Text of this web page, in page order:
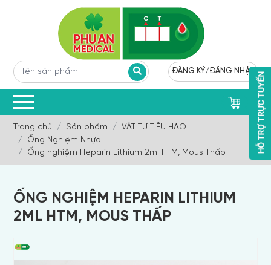
ĐĂNG KÝ/ĐĂNG NHẬP
Trang chủ Sản phẩm
VẬT TƯ TIÊU HAO
Ống Nghiệm Nhựa
Ống nghiệm Heparin Lithium 2ml HTM, Mous Thấp
ỐNG NGHIỆM HEPARIN LITHIUM
2ML HTM, MOUS THẤP